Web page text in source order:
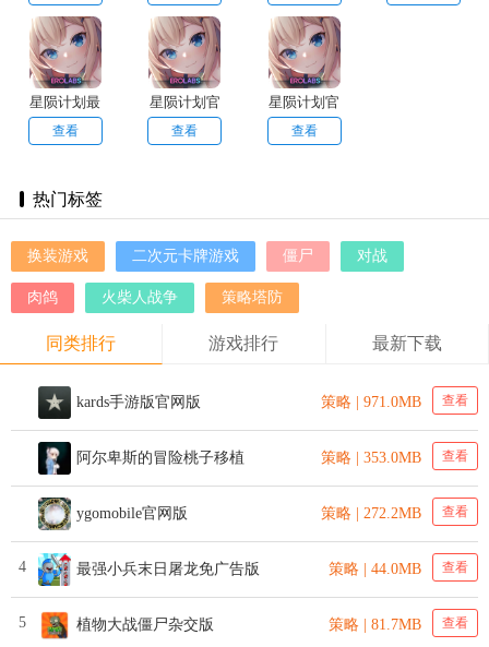
星陨计划最
新版本
查看
星陨计划官
网版2024最
查看
星陨计划官
网版
查看
热门标签
换装游戏 二次元卡牌游戏 僵尸 对战
肉鸽 火柴人战争 策略塔防
同类排行 游戏排行 最新下载
kards手游版官网版 策略 | 971.0MB 查看
阿尔卑斯的冒险桃子移植 策略 | 353.0MB 查看
ygomobile官网版 策略 | 272.2MB 查看
4 最强小兵末日屠龙免广告版 策略 | 44.0MB 查看
5 植物大战僵尸杂交版 策略 | 81.7MB 查看